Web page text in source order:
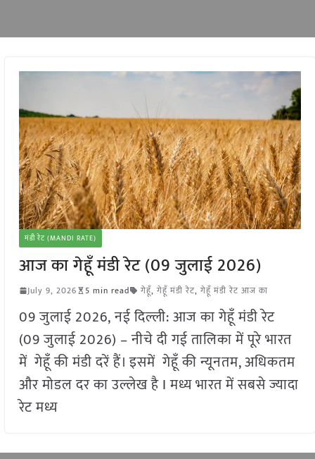
मंडी रेट (MANDI RATE)
आज का गेहूँ मंडी रेट (09 जुलाई 2026)
July 9, 2026 5 min read गेहूँ, गेहूँ मंडी रेट, गेहूँ मंडी रेट आज का
09 जुलाई 2026, नई दिल्ली: आज का गेहूँ मंडी रेट
(09 जुलाई 2026) – नीचे दी गई तालिका में पूरे भारत
में गेहूँ की मंडी दरें हैं। इसमें गेहूँ की न्यूनतम, अधिकतम
और मोडल दर का उल्लेख है I मध्य भारत में सबसे ज्यादा
रेट मध्य